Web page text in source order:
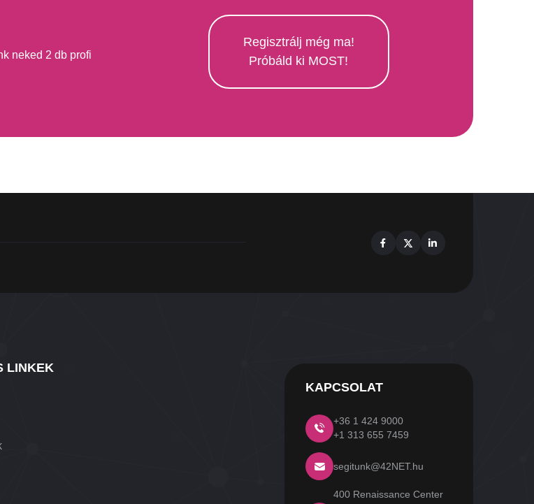
neked 2 db profi
Regisztrálj még ma!
Próbáld ki MOST!
LINKEK
KAPCSOLAT
+36 1 424 9000
+1 313 655 7459
segitunk@42NET.hu
400 Renaissance Center